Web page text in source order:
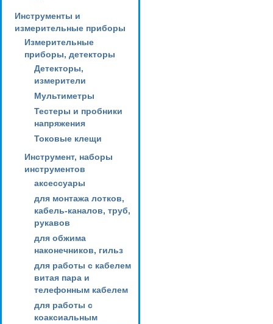
Инструменты и
измерительные приборы
Измерительные
приборы, детекторы
Детекторы,
измерители
Мультиметры
Тестеры и пробники
напряжения
Токовые клещи
Инструмент, наборы
инструментов
аксессуары
для монтажа лотков,
кабель-каналов, труб,
рукавов
для обжима
наконечников, гильз
для работы с кабелем
витая пара и
телефонным кабелем
для работы с
коаксиальным